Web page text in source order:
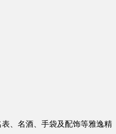
、名酒、手袋及配饰等雅逸精